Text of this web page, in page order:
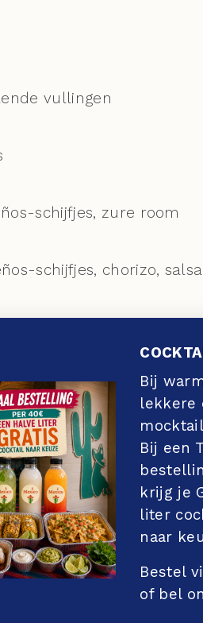
vullingen
schijfjes, zure room
schijfjes, chorizo,
roja
met tomatensaus
bonen en kaas
Bij
lekkere
Bij een
krijg je
liter
naar
Bestel
of bel